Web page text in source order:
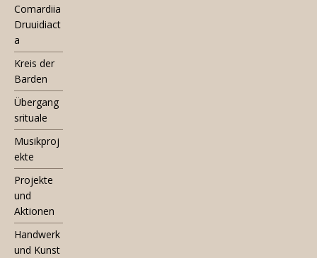
Comardiia
Druuidiact
a
Kreis der
Barden
Übergang
srituale
Musikproj
ekte
Projekte
und
Aktionen
Handwerk
und Kunst